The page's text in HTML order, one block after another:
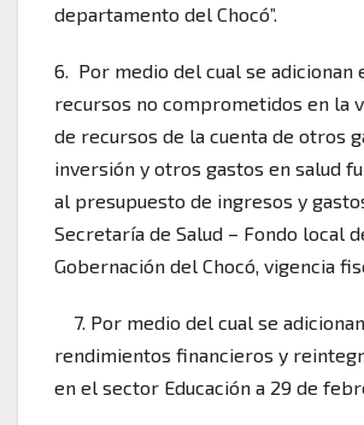
departamento del Chocó”.
6. ⁠ Por medio del cual se adicionan
recursos no comprometidos en la
de recursos de la cuenta de otros
inversión y otros gastos en salud
al presupuesto de ingresos y
Secretaría de Salud – Fondo local
Gobernación del Chocó, vigencia
7. Por medio del cual se
rendimientos financieros y
en el sector Educación a 29 de